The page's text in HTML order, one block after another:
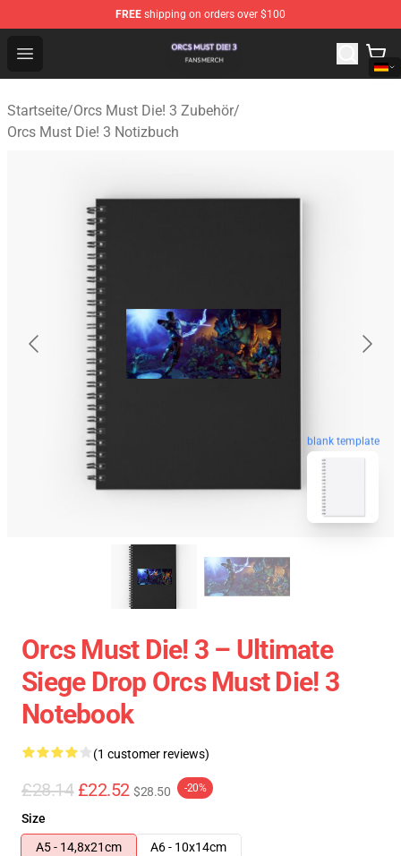
FREE shipping on orders over $100
Open menu
Orcs Must Die! 3 Shop - Official Orcs Must Die! 3
Startseite/Orcs Must Die! 3 Zubehör/
Orcs Must Die! 3 Notizbuch
blank template
Orcs Must Die! 3 – Ultimate
Siege Drop Orcs Must Die! 3
Notebook
(1 customer reviews)
£28.14 £22.52 $28.50 -20%
Size
A5 - 14,8x21cm
A6 - 10x14cm